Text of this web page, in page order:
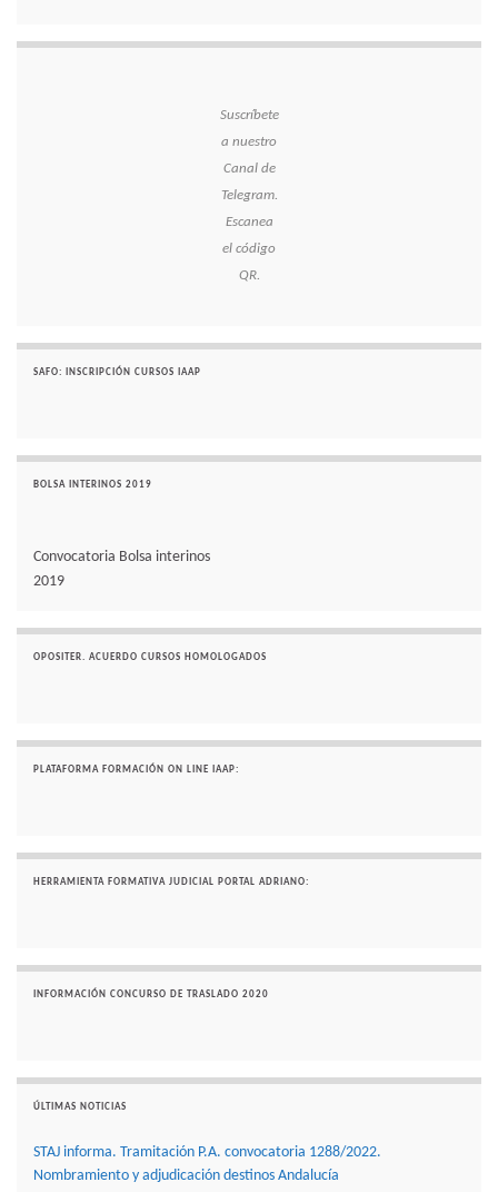
Suscríbete
a nuestro
Canal de
Telegram.
Escanea
el código
QR.
SAFO: INSCRIPCIÓN CURSOS IAAP
BOLSA INTERINOS 2019
Convocatoria Bolsa interinos
2019
OPOSITER. ACUERDO CURSOS HOMOLOGADOS
PLATAFORMA FORMACIÓN ON LINE IAAP:
HERRAMIENTA FORMATIVA JUDICIAL PORTAL ADRIANO:
INFORMACIÓN CONCURSO DE TRASLADO 2020
ÚLTIMAS NOTICIAS
STAJ informa. Tramitación P.A. convocatoria 1288/2022.
Nombramiento y adjudicación destinos Andalucía